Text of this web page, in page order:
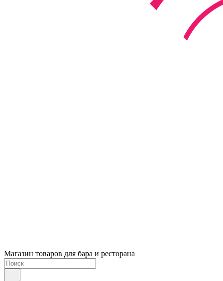
Магазин товаров для бара и ресторана